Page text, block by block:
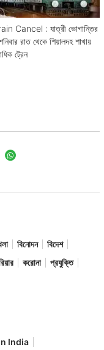
Cancel : যাত্রী ভোগান্তির
রাত থেকে শিয়ালদহ শাখায়
ট্রেন
বিনোদন
বিদেশ
করোনা
প্রযুক্তি
India